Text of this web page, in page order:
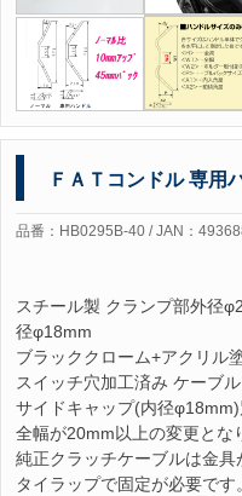
ＦＡＴコンドル 専用
品番：HB0295B-40 / JAN：
スチール製 クランプ部外径
径φ18mm
ブラッククローム+アクリル
スイッチ穴加工済み ケーブ
サイドキャップ(内径
全幅が20mm以上の変更とな
純正クラッチケーブルは金
タイラップで固定が必要です。